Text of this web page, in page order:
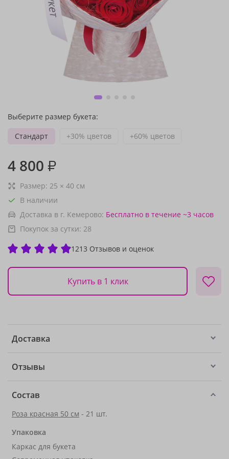
Выберите размер букета:
Стандарт
+30% цветов +60% цветов
4 800 ₽
Размер: 25 × 40 см
В наличии
Доставка в г. Кемерово: Бесплатно в течение ~3 часов
Покупок за сутки: 28
1213 Отзывов и оценок
Купить в 1 клик
Доставка
Отзывы
Состав
Роза красная 50 см - 21 шт.
Упаковка
Каркас для букета